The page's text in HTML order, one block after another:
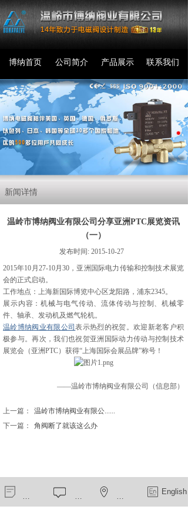
公司简介
博纳首页 联系我们
产品展示
新闻详情
温岭市博纳阀业有限公司分享亚洲PTC展览资讯
（一）
发布时间: 2015-10-27
2015年10月27-10月30，亚洲国际电力传输和控制技术展览
会的正式启动。
工作地点：上海新国际博览中心区龙阳路，浦东2345。
展示内容：机械与电气传动、流体传动与控制、机械零
件、轴承、发动机及燃气轮机。
温岭博纳阀业有限公司表示热烈的祝贺。欢迎新老客户积
极参与。再次，我们也祝贺亚洲国际动力传动与控制技术
展览会（亚洲PTC）获得“上海国际会展品牌”称号！
——温岭市博纳阀业有限公司（信息部）
上一篇：
温岭市博纳阀业有限公......
下一篇：
角阀断了就该这么办
在线留言 English